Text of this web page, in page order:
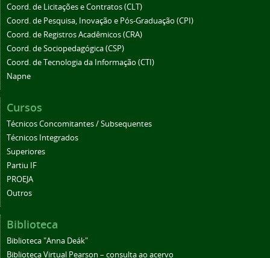
Coord. de Licitações e Contratos (CLT)
Coord. de Pesquisa, Inovação e Pós-Graduação (CPI)
Coord. de Registros Acadêmicos (CRA)
Coord. de Sociopedagógica (CSP)
Coord. de Tecnologia da Informação (CTI)
Napne
Cursos
Técnicos Concomitantes / Subsequentes
Técnicos Integrados
Superiores
Partiu IF
PROEJA
Outros
Biblioteca
Biblioteca "Anna Deák"
Biblioteca Virtual Pearson – consulta ao acervo